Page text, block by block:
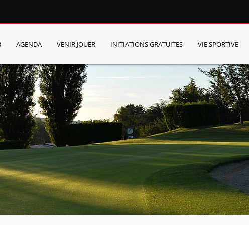
AGENDA VENIR JOUER INITIATIONS GRATUITES VIE SPORTIVE